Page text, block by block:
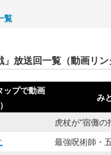
覧
放送回一覧（動画リン
ップで動画
み
虎杖が“宿儺の
最強呪術師・